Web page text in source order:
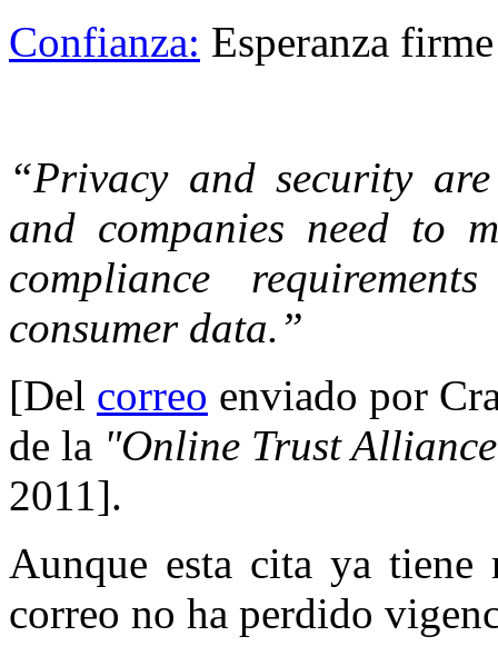
Confianza: Esperanza
“Privacy and security
and companies need to
compliance
consumer data.”
[Del correo enviado por
de la "Online Trust
2011].
Aunque esta cita ya
correo no ha perdido